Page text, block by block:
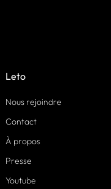
Leto
Nous rejoindre
Contact
À propos
Presse
Youtube